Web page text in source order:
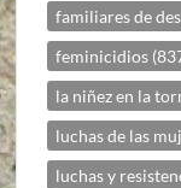
familiares de
feminicidios
la niñez en la
luchas de las
luchas y